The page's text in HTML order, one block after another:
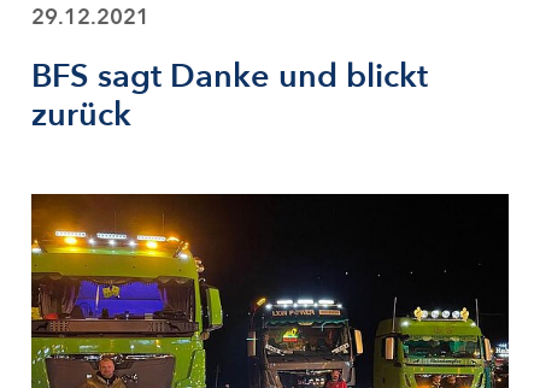
29.12.2021
BFS sagt Danke und blickt
zurück